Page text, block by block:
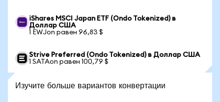
iShares MSCI Japan ETF (Ondo Tokenized) в
Доллар США
1 EWJon равен 96,83 $
Strive Preferred (Ondo Tokenized) в Доллар США
1 SATAon равен 100,79 $
Изучите больше вариантов конвертации